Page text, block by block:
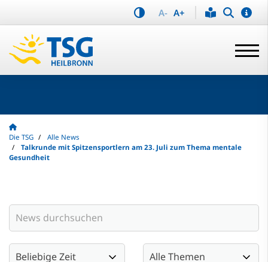
A- A+
Die TSG
Alle News
Talkrunde mit Spitzensportlern am 23. Juli zum Thema mentale
Gesundheit